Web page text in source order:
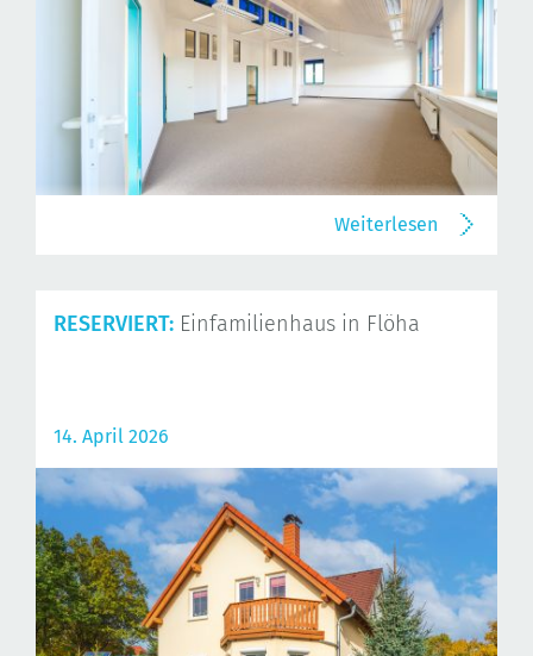
Weiterlesen
RESERVIERT: Einfamilienhaus in Flöha
14. April 2026